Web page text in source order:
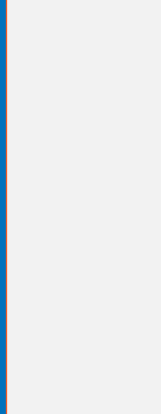
安心して活躍で